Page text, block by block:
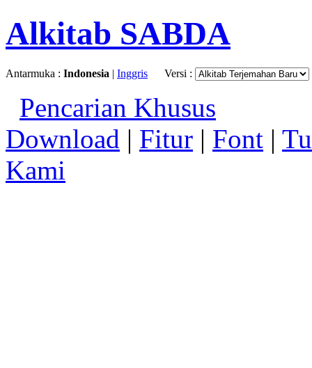
Alkitab SABDA
Antarmuka : Indonesia | Inggris Versi :
Pencarian Khusus
Download | Fitur | Font |
Kami